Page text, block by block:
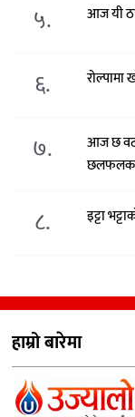
५. आज यी
६.
७.
आज छ
८. इट्टा
हाम्रो बारेमा